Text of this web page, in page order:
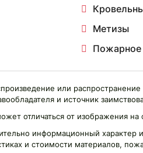
Метизы
Пожарное
или
и источник
отличаться от изображения
информационный
и стоимости материалов,